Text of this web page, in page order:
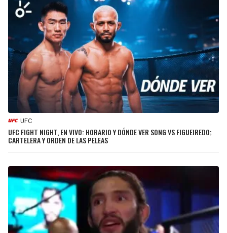
UFC
UFC FIGHT NIGHT, EN VIVO: HORARIO Y DÓNDE VER SONG VS FIGUEIREDO;
CARTELERA Y ORDEN DE LAS PELEAS